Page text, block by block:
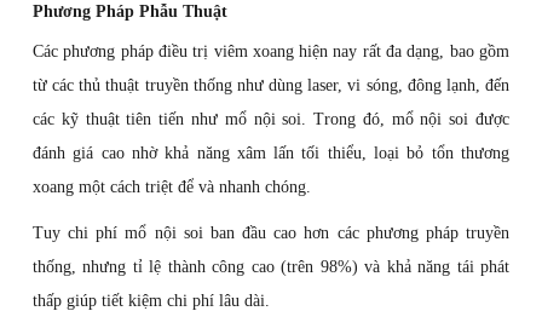
Phương Pháp Phẫu Thuật
Các phương pháp điều trị viêm xoang hiện nay rất đa dạng, bao gồm
từ các thủ thuật truyền thống như dùng laser, vi sóng, đông lạnh, đến
các kỹ thuật tiên tiến như mổ nội soi. Trong đó, mổ nội soi được
đánh giá cao nhờ khả năng xâm lấn tối thiểu, loại bỏ tổn thương
xoang một cách triệt để và nhanh chóng.
Tuy chi phí mổ nội soi ban đầu cao hơn các phương pháp truyền
thống, nhưng tỉ lệ thành công cao (trên 98%) và khả năng tái phát
thấp giúp tiết kiệm chi phí lâu dài.